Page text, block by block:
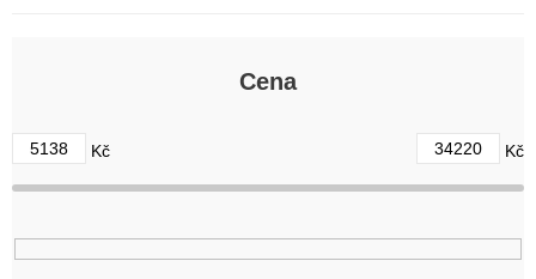
d
u
k
ů
Cena
5138 Kč 34220 Kč